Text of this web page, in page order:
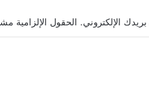
الإلكتروني. الحقول الإلزامية